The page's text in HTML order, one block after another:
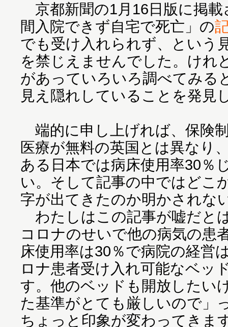
京都新聞の1月16日版に掲載
間入院できず自宅で死亡」の
でも受け入れられず、という
を禁じえませんでした。けれ
があっていろいろ調べてみる
見え隠れしていることを発見
端的に申し上げれば、保険
医療が無料の英国とは異なり
ある日本では病床使用率30％
い。そして記事の中ではどこ
字が出てきたのか明かされ
わたしはこの記事が嘘だと
コロナのせいで他の病気の患
床使用率は30％で病院の経営
ロナ患者受け入れ可能なベッ
す。他のベッドも開放したい
た基準がとても厳しいので」
ちょっと印象が変わってきま